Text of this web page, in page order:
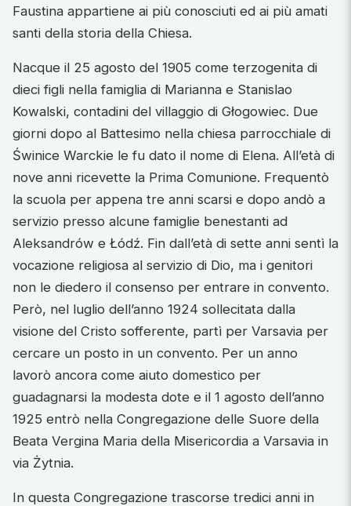
Faustina appartiene ai più conosciuti ed ai più amati
santi della storia della Chiesa.
Nacque il 25 agosto del 1905 come terzogenita di
dieci figli nella famiglia di Marianna e Stanislao
Kowalski, contadini del villaggio di Głogowiec. Due
giorni dopo al Battesimo nella chiesa parrocchiale di
Świnice Warckie le fu dato il nome di Elena. All’età di
nove anni ricevette la Prima Comunione. Frequentò
la scuola per appena tre anni scarsi e dopo andò a
servizio presso alcune famiglie benestanti ad
Aleksandrów e Łódź. Fin dall’età di sette anni sentì la
vocazione religiosa al servizio di Dio, ma i genitori
non le diedero il consenso per entrare in convento.
Però, nel luglio dell’anno 1924 sollecitata dalla
visione del Cristo sofferente, partì per Varsavia per
cercare un posto in un convento. Per un anno
lavorò ancora come aiuto domestico per
guadagnarsi la modesta dote e il 1 agosto dell’anno
1925 entrò nella Congregazione delle Suore della
Beata Vergina Maria della Misericordia a Varsavia in
via Żytnia.
In questa Congregazione trascorse tredici anni in